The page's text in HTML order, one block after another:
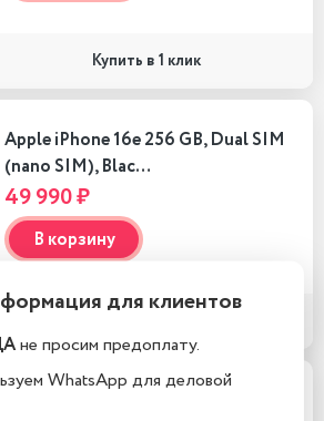
Купить в 1 клик
Apple iPhone 16e 256 GB, Dual SIM
(nano SIM), Blac…
49 990 ₽
В корзину
для клиентов
не просим предоплату.
WhatsApp для деловой